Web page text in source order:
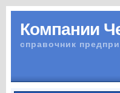
Компании
справочник